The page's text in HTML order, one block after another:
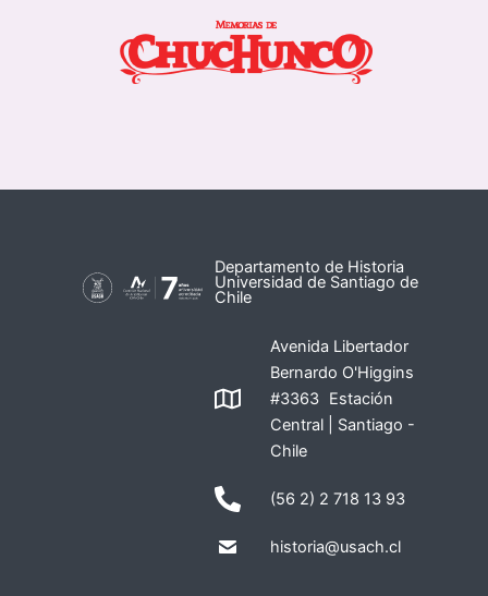
Departamento de Historia
Universidad de Santiago de
Chile
Avenida Libertador
Bernardo O'Higgins
#3363 Estación
Central | Santiago -
Chile
(56 2) 2 718 13 93
historia@usach.cl